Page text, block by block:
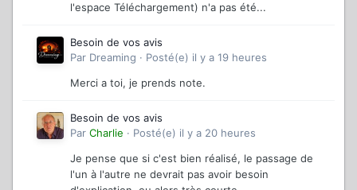
l'espace Téléchargement) n'a pas été...
Besoin de vos avis
Par Dreaming · Posté(e) il y a 19 heures
Merci a toi, je prends note.
Besoin de vos avis
Par Charlie · Posté(e) il y a 20 heures
Je pense que si c'est bien réalisé, le passage de
l'un à l'autre ne devrait pas avoir besoin